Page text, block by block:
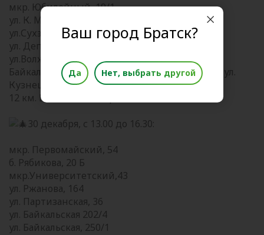
мкр. Юбилейный, 19/1
ул. К. Маркса, 21
ул.Сухэ-Батора,7
ул. Депутатская, 84/1
ул.Волжская,15
Байкальский тракт, 11 км, пос. Молодёжный, ул.
Кузнецовой, 14
12 км. Байкальского тракта
30 декабря, с 13.00 до 16.30:
мкр. Первомайский, 54
б. Рябикова, 20 Б
мкр.Университетский,43
ул. Ржанова, 164
ул. Партизанская, 36
ул. Байкальская 202/4
ул. Байкальская, 250/1
Ваш город Братск?
Да Нет, выбрать другой